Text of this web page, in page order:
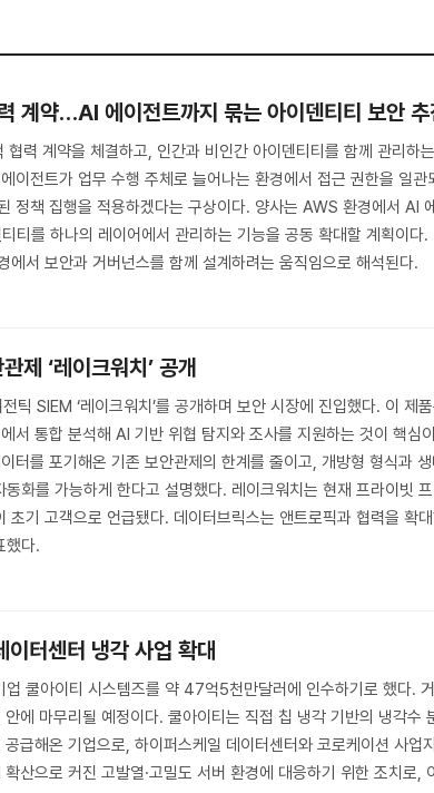
계약…AI 에이전트까지 묶는 아이덴티티 보안 추
력 계약을 체결하고, 인간과 비인간 아이덴티티를 함께 관리하
이전트가 업무 수행 주체로 늘어나는 환경에서 접근 권한을 일관
정책 집행을 적용하겠다는 구상이다. 양사는 AWS 환경에서 AI
티를 하나의 레이어에서 관리하는 기능을 공동 확대할 계획이다.
에서 보안과 거버넌스를 함께 설계하려는 움직임으로 해석된다.
제 ‘레이크워치’ 공개
틱 SIEM ‘레이크워치’를 공개하며 보안 시장에 진입했다. 이 제
서 통합 분석해 AI 기반 위협 탐지와 조사를 지원하는 것이 핵심
터를 포기해온 기존 보안관제의 한계를 줄이고, 개방형 형식과
화를 가능하게 한다고 설명했다. 레이크워치는 현재 프라이빗
초기 고객으로 언급됐다. 데이터브릭스는 앤트로픽과 협력을 확
했다.
터센터 냉각 사업 확대
업 쿨아이티 시스템즈를 약 47억5천만달러에 인수하기로 했다.
에 마무리될 예정이다. 쿨아이티는 직접 칩 냉각 기반의 냉각수
급해온 기업으로, 하이퍼스케일 데이터센터와 코로케이션 사업
산으로 커진 고발열·고밀도 서버 환경에 대응하기 위한 조치로,